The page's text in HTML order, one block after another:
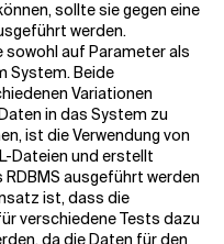
sollte sie gegen eine
werden.
auf Parameter als
System. Beide
Variationen
in das System zu
ist die Verwendung von
Dateien und erstellt
ausgeführt werden
ist, dass die
verschiedene Tests dazu
da die Daten für den